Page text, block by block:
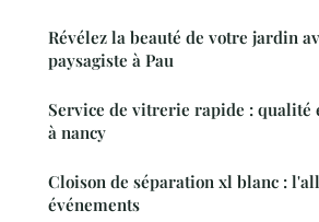
Révélez la beauté de votre jardin
paysagiste à Pau
Service de vitrerie rapide : qualité
à nancy
Cloison de séparation xl blanc :
événements